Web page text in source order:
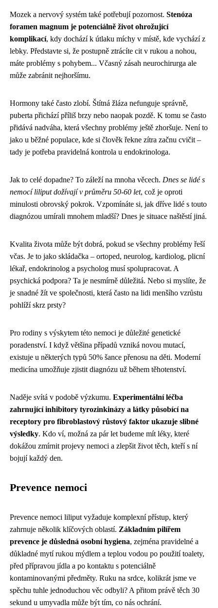
Mozek a nervový systém také potřebují pozornost. Stenóza
foramen magnum je potenciálně život ohrožující
komplikací, kdy dochází k útlaku míchy v místě, kde vychází z
lebky. Představte si, že postupně ztrácíte cit v rukou a nohou,
máte problémy s pohybem... Včasný zásah neurochirurga ale
může zabránit nejhoršímu.
Hormony také často zlobí. Štítná žláza nefunguje správně,
puberta přichází příliš brzy nebo naopak pozdě. K tomu se často
přidává nadváha, která všechny problémy ještě zhoršuje. Není to
jako u běžné populace, kde si člověk řekne zítra začnu cvičit –
tady je potřeba pravidelná kontrola u endokrinologa.
Jak to celé dopadne? To záleží na mnoha věcech. Dnes se lidé s
nemocí liliput dožívají v průměru 50-60 let, což je oproti
minulosti obrovský pokrok. Vzpomínáte si, jak dříve lidé s touto
diagnózou umírali mnohem mladší? Dnes je situace naštěstí jiná.
Kvalita života může být dobrá, pokud se všechny problémy řeší
včas. Je to jako skládačka – ortoped, neurolog, kardiolog, plicní
lékař, endokrinolog a psycholog musí spolupracovat. A
psychická podpora? Ta je nesmírně důležitá. Nebo si myslíte, že
je snadné žít ve společnosti, která často na lidi menšího vzrůstu
pohlíží skrz prsty?
Pro rodiny s výskytem této nemoci je důležité genetické
poradenství. I když většina případů vzniká novou mutací,
existuje u některých typů 50% šance přenosu na děti. Moderní
medicína umožňuje zjistit diagnózu už během těhotenství.
Naděje svítá v podobě výzkumu. Experimentální léčba
zahrnující inhibitory tyrozinkinázy a látky působící na
receptory pro fibroblastový růstový faktor ukazuje slibné
výsledky. Kdo ví, možná za pár let budeme mít léky, které
dokážou zmírnit projevy nemoci a zlepšit život těch, kteří s ní
bojují každý den.
Prevence nemoci
Prevence nemoci liliput vyžaduje komplexní přístup, který
zahrnuje několik klíčových oblastí. Základním pilířem
prevence je důsledná osobní hygiena, zejména pravidelné a
důkladné mytí rukou mýdlem a teplou vodou po použití toalety,
před přípravou jídla a po kontaktu s potenciálně
kontaminovanými předměty. Ruku na srdce, kolikrát jsme ve
spěchu tuhle jednoduchou věc odbyli? A přitom právě těch 30
sekund u umyvadla může být tím, co nás ochrání.